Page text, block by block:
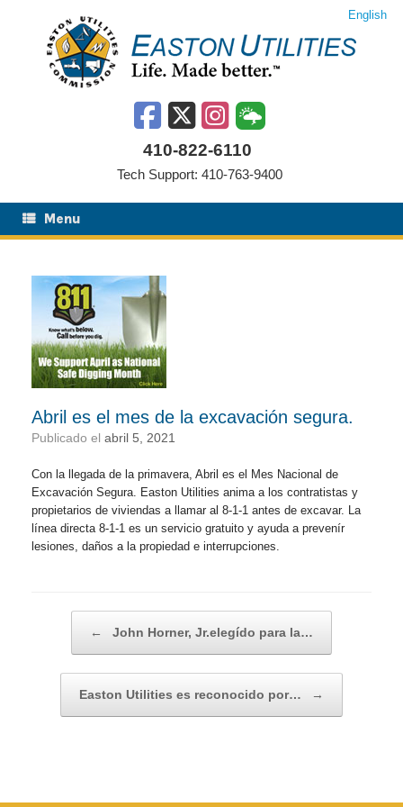
contenido
English
410-822-6110
Tech Support: 410-763-9400
Menu
Abril es el mes de la excavación segura.
Publicado el abril 5, 2021
Con la llegada de la primavera, Abril es el Mes Nacional de
Excavación Segura. Easton Utilities anima a los contratistas y
propietarios de viviendas a llamar al 8-1-1 antes de excavar. La
línea directa 8-1-1 es un servicio gratuito y ayuda a prevenír
lesiones, daños a la propiedad e interrupciones.
← John Horner, Jr.elegído para la…
Easton Utilities es reconocido por… →